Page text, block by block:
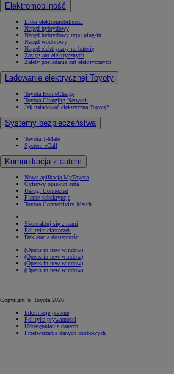
Elektromobilność
Lider elektromobilności
Napęd hybrydowy
Napęd hybrydowy typu plug-in
Napęd wodorowy
Napęd elektryczny na baterię
Zasięg aut elektrycznych
Zalety posiadania aut elektrycznych
Ładowanie elektrycznej Toyoty
Toyota HomeCharge
Toyota Charging Network
Jak naładować elektryczną Toyotę?
Systemy bezpieczeństwa
Toyota T-Mate
System eCall
Komunikacja z autem
Nowa aplikacja MyToyota
Cyfrowy opiekun auta
Usługi Connected
Płatne subskrypcje
Toyota Connectivity Match
Skontaktuj się z nami
Polityka ciasteczek
Deklaracja dostępności
(Opens in new window)
(Opens in new window)
(Opens in new window)
(Opens in new window)
Copyright © Toyota 2026
Informacje prawne
Polityka prywatności
Udostępnianie danych
Przetwarzanie danych osobowych